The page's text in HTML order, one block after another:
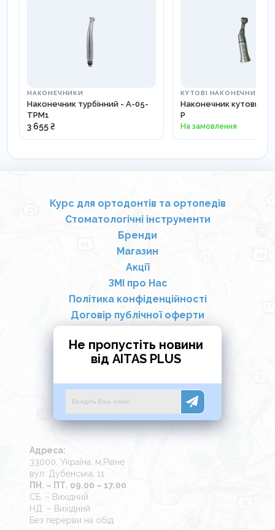
НАКОНЕЧНИКИ
Наконечник турбінний - A-05-
TPM1
3 655 ₴
КУТОВІ НАКОНЕЧНИКИ
Наконечник кутовий -
P
На замовлення
Курс для ортодонтів та ортопедів
Стоматологічні інструменти
Бренди
Магазин
Акції
ЗМІ про Нас
Політика конфіденційності
Договір публічної оферти
Не пропустіть новини
від AITAS PLUS
Адреса:
33000, Україна, м.Рівне
вул. Дубенська, 11
ПН. – ПТ. 09.00 – 17.00
СБ. – Вихідний
НД. – Вихідний
Без перерви на обід